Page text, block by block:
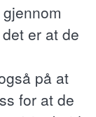
er at de
på at
for at de